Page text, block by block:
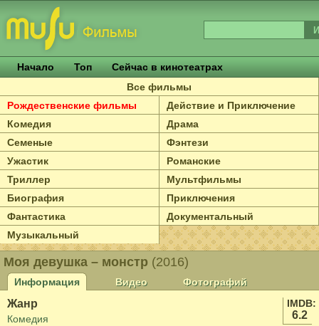
Начало Топ
Сейчас в кинотеатрах
Все фильмы
Рождественские фильмы
Действие и Приключение
Комедия
Драма
Семеные
Фэнтези
Ужастик
Романские
Триллер
Мультфильмы
Биография
Приключения
Фантастика
Документальный
Музыкальный
Моя девушка – монстр (2016)
Информация Видео
Фотографий
IMDB:
6.2
Жанр
Комедия